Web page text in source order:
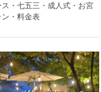
ス・七五三・成人式・お宮
・料金表